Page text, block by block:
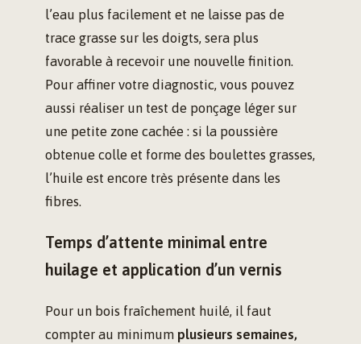
l’eau plus facilement et ne laisse pas de
trace grasse sur les doigts, sera plus
favorable à recevoir une nouvelle finition.
Pour affiner votre diagnostic, vous pouvez
aussi réaliser un test de ponçage léger sur
une petite zone cachée : si la poussière
obtenue colle et forme des boulettes grasses,
l’huile est encore très présente dans les
fibres.
Temps d’attente minimal entre
huilage et application d’un vernis
Pour un bois fraîchement huilé, il faut
compter au minimum plusieurs semaines,